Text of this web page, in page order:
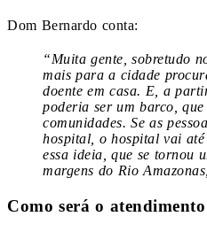
Dom Bernardo conta:
“Muita gente, sobretudo
mais para a cidade
doente em casa. E, a
poderia ser um barco, que
comunidades. Se as
hospital, o hospital vai até
essa ideia, que se tornou
margens do Rio
Como será o atendimento